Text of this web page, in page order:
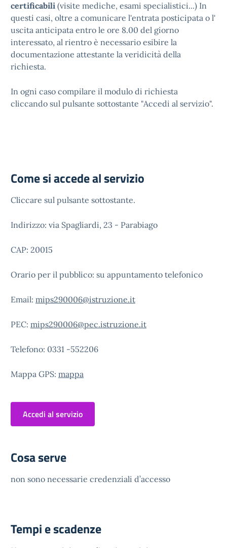
certificabili (visite mediche, esami specialistici...) In
questi casi, oltre a comunicare l'entrata posticipata o l'
uscita anticipata entro le ore 8.00 del giorno
interessato, al rientro è necessario esibire la
documentazione attestante la veridicità della
richiesta.
In ogni caso compilare il modulo di richiesta
cliccando sul pulsante sottostante "Accedi al servizio".
Come si accede al servizio
Cliccare sul pulsante sottostante.
Indirizzo: via Spagliardi, 23 - Parabiago
CAP: 20015
Orario per il pubblico: su appuntamento telefonico
Email: mips290006@istruzione.it
PEC: mips290006@pec.istruzione.it
Telefono: 0331 -552206
Mappa GPS: mappa
Accedi al servizio
Cosa serve
non sono necessarie credenziali d’accesso
Tempi e scadenze